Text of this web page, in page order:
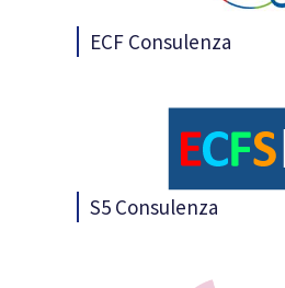
ECF Consulenza
S5 Consulenza